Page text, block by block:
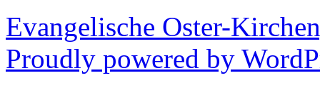
Evangelische Oster-
Proudly powered by